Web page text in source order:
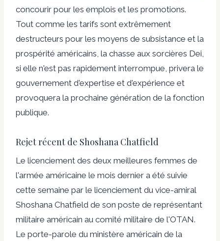
concourir pour les emplois et les promotions.
Tout comme les tarifs sont extrêmement
destructeurs pour les moyens de subsistance et la
prospérité américains, la chasse aux sorcières Dei,
si elle n'est pas rapidement interrompue, privera le
gouvernement d'expertise et d'expérience et
provoquera la prochaine génération de la fonction
publique.
Rejet récent de Shoshana Chatfield
Le licenciement des deux meilleures femmes de
l'armée américaine le mois dernier a été suivie
cette semaine par le licenciement du vice-amiral
Shoshana Chatfield de son poste de représentant
militaire américain au comité militaire de l'OTAN.
Le porte-parole du ministère américain de la